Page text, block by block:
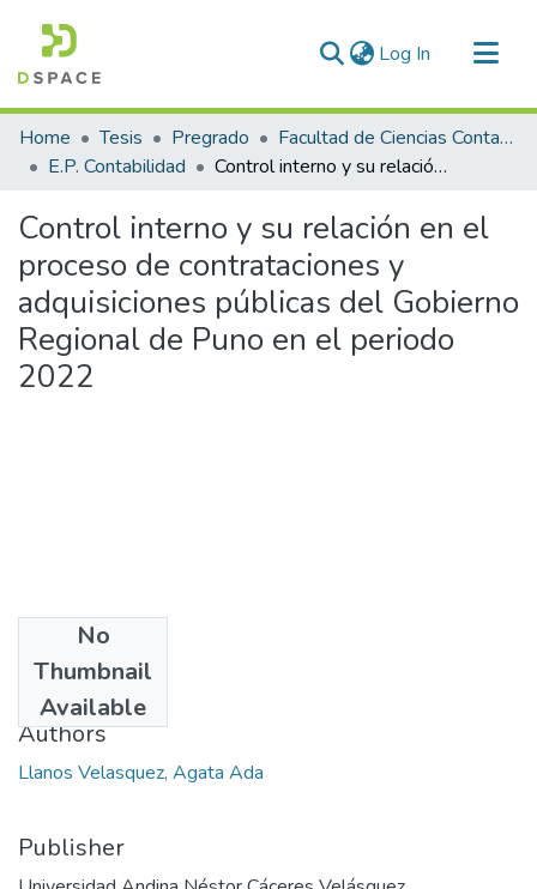
Log In (current)
Communities & Collections
All of DSpace
Home Tesis Pregrado
Facultad de Ciencias Contables y Financieras
E.P. Contabilidad
Control interno y su relación en el proceso de contrataciones y adquisiciones públicas del Gobierno Regional de Puno en el periodo 2022
Control interno y su relación en el
proceso de contrataciones y
adquisiciones públicas del Gobierno
Regional de Puno en el periodo
2022
No
Thumbnail
Available
2024
Authors
Llanos Velasquez, Agata Ada
Publisher